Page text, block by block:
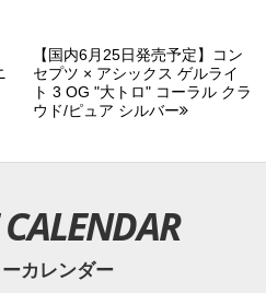
【国内6月25日発売予定】コン
セプツ × アシックス ゲルライ
ト 3 OG "大トロ" コーラル クラ
ウド/ピュア シルバー
カレンダー